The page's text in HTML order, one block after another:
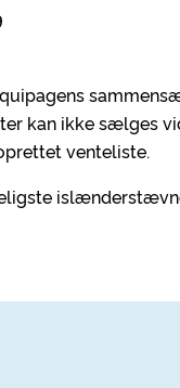
kan ikke sælges
venteliste.